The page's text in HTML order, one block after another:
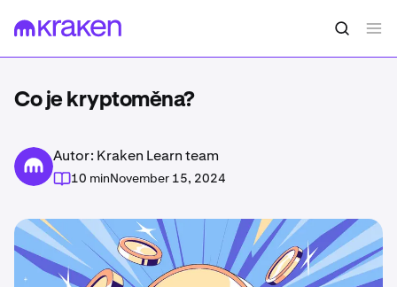
Co je kryptoměna?
Autor: Kraken Learn team
10 minNovember 15, 2024